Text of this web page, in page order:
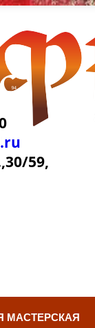
59,
МАСТЕРСКАЯ